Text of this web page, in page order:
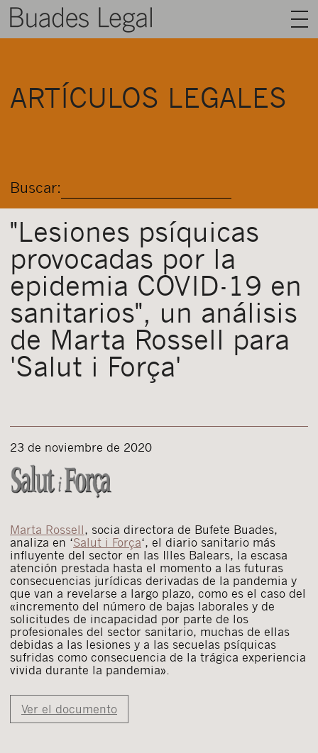
ÁREAS
ARTÍCULOS LEGALES
Buscar:
"Lesiones psíquicas
provocadas por la
epidemia COVID-19 en
sanitarios", un análisis
de Marta Rossell para
'Salut i Força'
23 de noviembre de 2020
Marta Rossell, socia directora de Bufete Buades,
analiza en ‘Salut i Força‘, el diario sanitario más
influyente del sector en las Illes Balears, la escasa
atención prestada hasta el momento a las futuras
consecuencias jurídicas derivadas de la pandemia y
que van a revelarse a largo plazo, como es el caso del
«incremento del número de bajas laborales y de
solicitudes de incapacidad por parte de los
profesionales del sector sanitario, muchas de ellas
debidas a las lesiones y a las secuelas psíquicas
sufridas como consecuencia de la trágica experiencia
vivida durante la pandemia».
Ver el documento